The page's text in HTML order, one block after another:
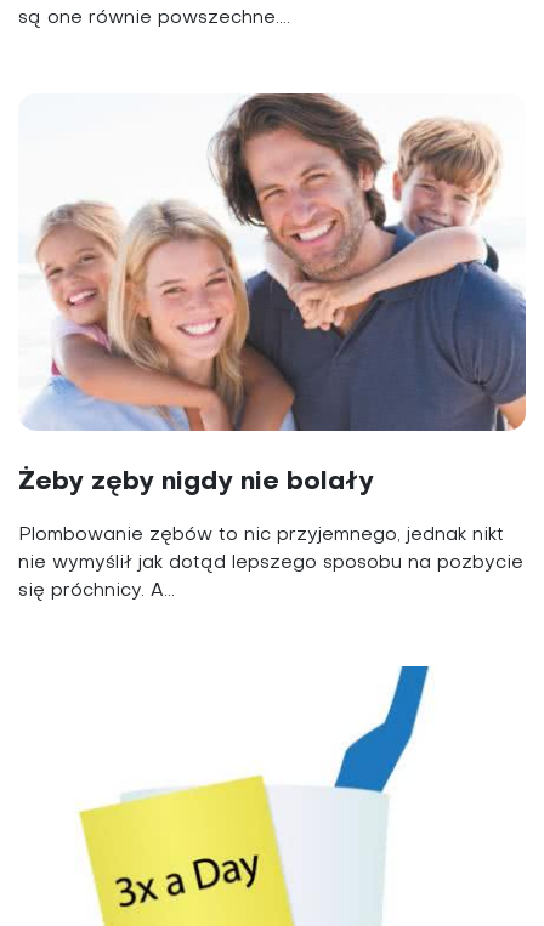
są one równie powszechne....
Żeby zęby nigdy nie bolały
Plombowanie zębów to nic przyjemnego, jednak nikt
nie wymyślił jak dotąd lepszego sposobu na pozbycie
się próchnicy. A...